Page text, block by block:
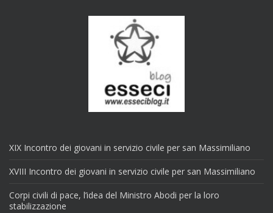
XIX Incontro dei giovani in servizio civile per san Massimiliano
XVIII Incontro dei giovani in servizio civile per san Massimiliano
Corpi civili di pace, l’idea del Ministro Abodi per la loro
stabilizzazione